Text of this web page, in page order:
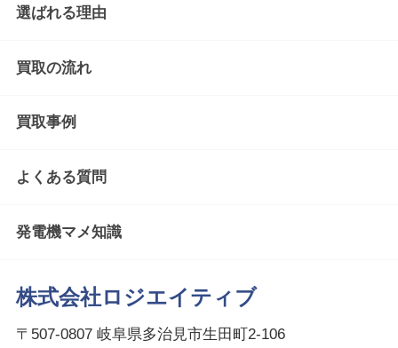
株式会社ロジエイティブ
〒507-0807 岐阜県多治見市生田町2-106
選ばれる理由
買取の流れ
買取事例
よくある質問
発電機マメ知識